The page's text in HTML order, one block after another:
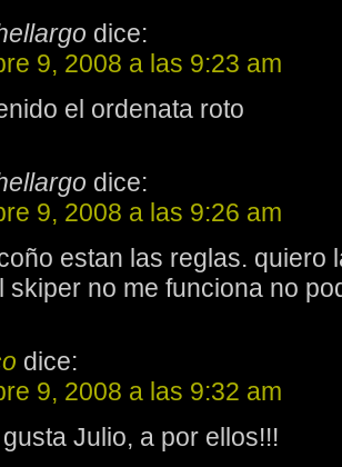
dice:
9, 2008 a las 9:23 am
el ordenata roto
dice:
9, 2008 a las 9:26 am
estan las reglas. quiero
skiper no me funciona no
dice:
9, 2008 a las 9:32 am
Julio, a por ellos!!!